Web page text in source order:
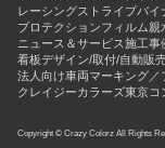
レーシングストライプバイ
プロテクションフィルム親
ニュース＆サービス施工事
看板デザイン/取付/自動販
法人向け車両マーキング／
クレイジーカラーズ東京コ
Copyright © Crazy Colorz All Rights